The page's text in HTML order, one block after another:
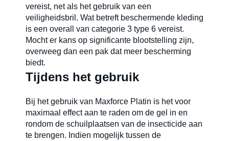
vereist, net als het gebruik van een
veiligheidsbril. Wat betreft beschermende kleding
is een overall van categorie 3 type 6 vereist.
Mocht er kans op significante blootstelling zijn,
overweeg dan een pak dat meer bescherming
biedt.
Tijdens het gebruik
Bij het gebruik van Maxforce Platin is het voor
maximaal effect aan te raden om de gel in en
rondom de schuilplaatsen van de insecticide aan
te brengen. Indien mogelijk tussen de